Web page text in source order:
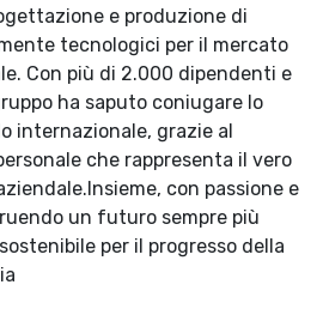
e produzione di
tecnologici per il mercato
Con più di 2.000 dipendenti e
ha saputo coniugare lo
internazionale, grazie al
che rappresenta il vero
con passione e
un futuro sempre più
per il progresso della